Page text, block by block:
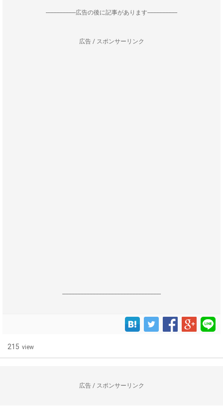
--------------------広告の後に記事があります--------------------
広告 / スポンサーリンク
------------------------------------------------------------------
215 view
広告 / スポンサーリンク